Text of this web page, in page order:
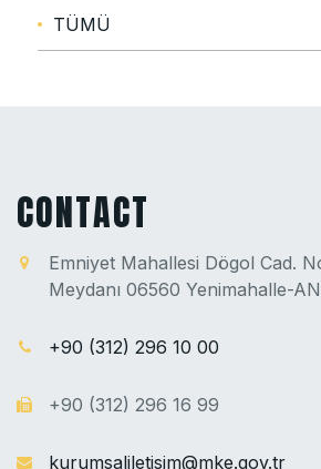
TÜMÜ
CONTACT
Emniyet Mahallesi Dögol Cad.
Meydanı 06560 Yenimahalle-
+90 (312) 296 10 00
+90 (312) 296 16 99
kurumsaliletisim@mke.gov.tr